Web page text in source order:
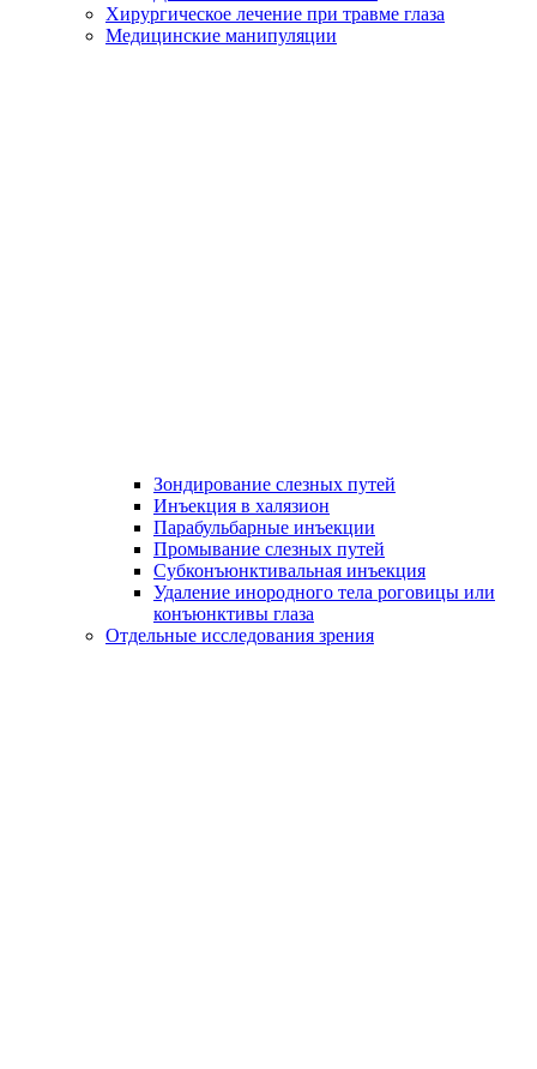
Хирургическое лечение при травме глаза
Медицинские манипуляции
Зондирование слезных путей
Инъекция в халязион
Парабульбарные инъекции
Промывание слезных путей
Субконъюнктивальная инъекция
Удаление инородного тела роговицы или
конъюнктивы глаза
Отдельные исследования зрения